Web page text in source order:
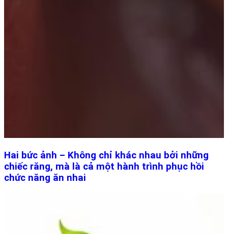
Hai bức ảnh – Không chỉ khác nhau bởi những
chiếc răng, mà là cả một hành trình phục hồi
chức năng ăn nhai